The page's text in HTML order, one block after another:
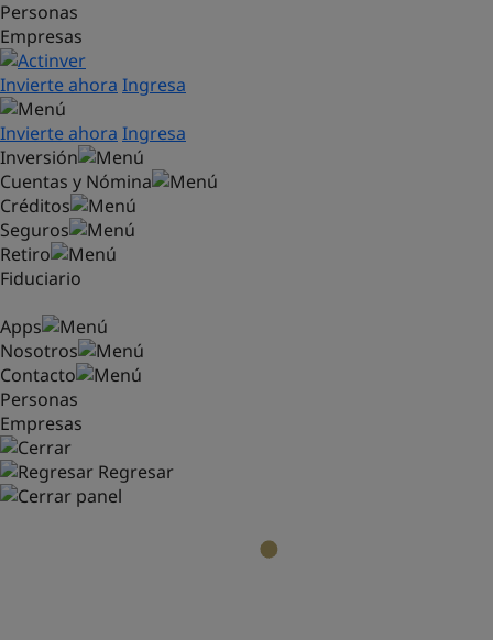
Saltar al contenido principal
Personas
Empresas
Invierte ahora Ingresa
Invierte ahora Ingresa
Inversión
Cuentas y Nómina
Créditos
Seguros
Retiro
Fiduciario
Apps
Nosotros
Contacto
Personas
Empresas
Regresar